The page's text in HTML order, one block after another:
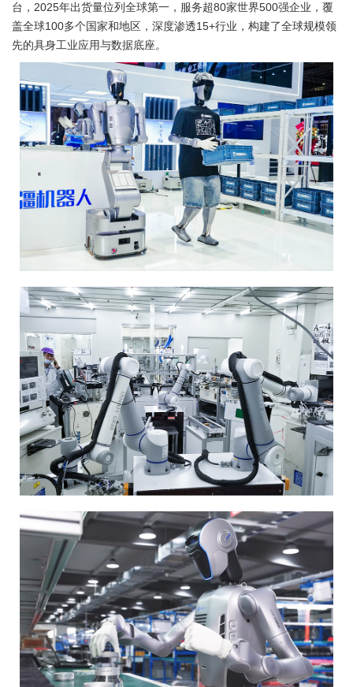
台，2025年出货量位列全球第一，服务超80家世界500强企业，覆
盖全球100多个国家和地区，深度渗透15+行业，构建了全球规模领
先的具身工业应用与数据底座。